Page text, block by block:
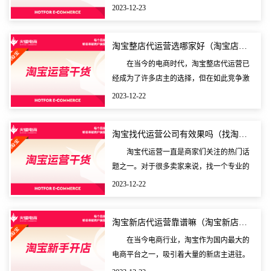
己亲力亲为开设网店，还是将网店运营交给
2023-12-23
淘宝整店代运营选哪家好（淘宝店铺代运营一般怎么收费）
在当今的电商时代，淘宝整店代运营已
经成为了许多店主的选择，但在如此竞争激
烈的市场中，选择一家优秀的淘宝整店代运
2023-12-22
淘宝找代运营公司有效果吗（找淘宝代运营注意哪些）
淘宝代运营一直是商家们关注的热门话
题之一。对于很多卖家来说，找一个专业的
代运营公司可以省去很多运营和推广的烦
2023-12-22
淘宝新店代运营靠谱嘛（淘宝新店代运营怎么样）
在当今电商行业，淘宝作为国内最大的
电商平台之一，吸引着大量的新店主进驻。